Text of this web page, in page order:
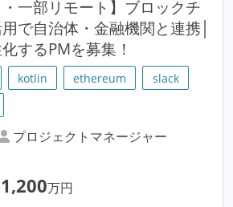
・一部リモート】ブロックチ
で自治体・金融機関と連携│
するPMを募集！
kotlin ethereum
slack
プロジェクトマネージャー
1,200万円